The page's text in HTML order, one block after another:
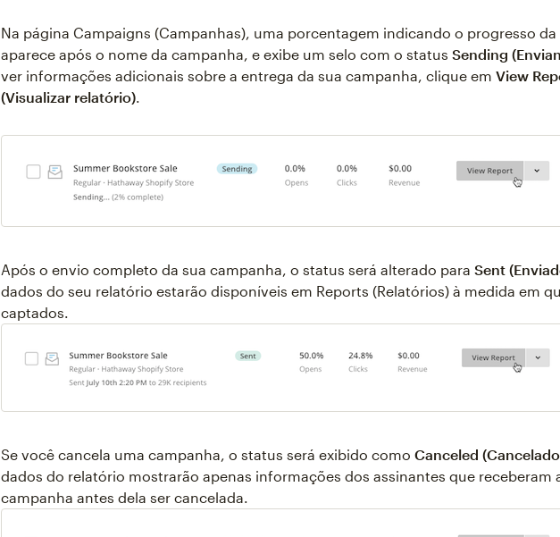
Na página Campaigns (Campanhas), uma porcentagem indicando o progresso da
aparece após o nome da campanha, e exibe um selo com o statusSending
ver informações adicionais sobre a entrega da sua campanha, clique emView
(Visualizar relatório).
Após o envio completo da sua campanha, o status será alterado paraSent
dados do seu relatório estarão disponíveis em Reports (Relatórios) à medida em
captados.
Se você cancela uma campanha, o status será exibido comoCanceled
dados do relatório mostrarão apenas informações dos assinantes que receberam
campanha antes dela ser cancelada.